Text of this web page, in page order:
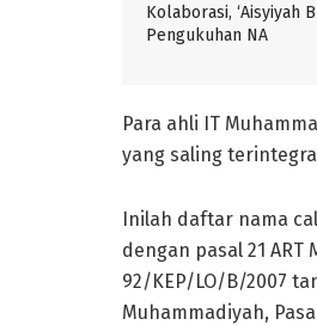
Kolaborasi, ‘Aisyiyah
Pengukuhan NA
Para ahli IT
yang saling
Inilah daftar nama
dengan pasal 21
92/KEP/LO/B/2007
Muhammadiyah,